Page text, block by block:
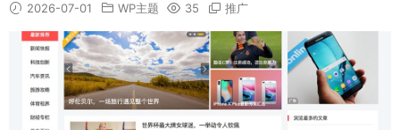
2026-07-01 WP主题 35 推广